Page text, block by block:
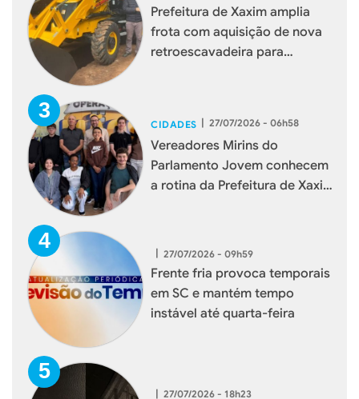
Prefeitura de Xaxim amplia
frota com aquisição de nova
retroescavadeira para
CIDADES | 27/07/2026 - 06h58
Vereadores Mirins do
Parlamento Jovem conhecem
a rotina da Prefeitura de Xaxim
| 27/07/2026 - 09h59
Frente fria provoca temporais
em SC e mantém tempo
instável até quarta-feira
| 27/07/2026 - 18h23